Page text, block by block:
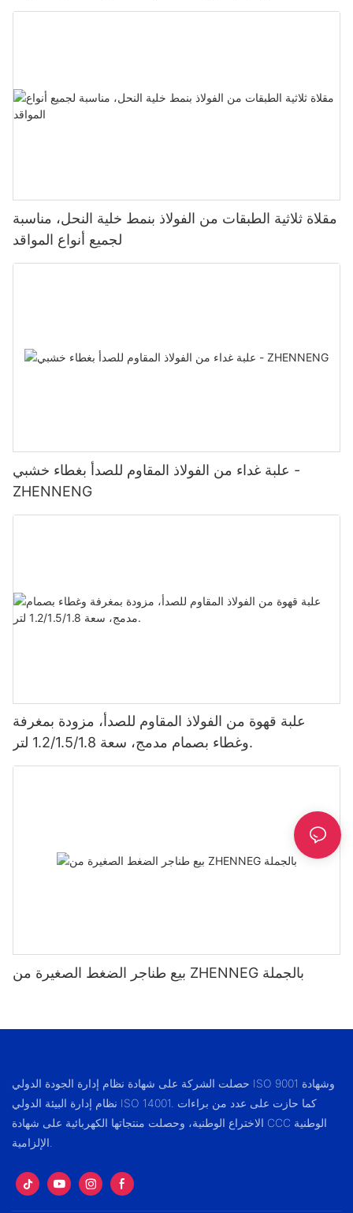
ZHENNENG
مقلاة ثلاثية الطبقات من الفولاذ بنمط خلية النحل، مناسبة
لجميع أنواع المواقد
علبة غداء من الفولاذ المقاوم للصدأ بغطاء خشبي -
ZHENNENG
علبة قهوة من الفولاذ المقاوم للصدأ، مزودة بمغرفة
وغطاء بصمام مدمج، سعة 1.2/1.5/1.8 لتر.
بيع طناجر الضغط الصغيرة من ZHENNEG بالجملة
حصلت الشركة على شهادة نظام إدارة الجودة الدولي ISO 9001 وشهادة
نظام إدارة البيئة الدولي ISO 14001. كما حازت على عدد من براءات
الاختراع الوطنية، وحصلت منتجاتها الكهربائية على شهادة CCC الوطنية